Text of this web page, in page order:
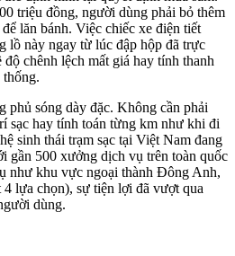
triệu đồng, người dùng phải bỏ thêm
lăn bánh. Việc chiếc xe điện tiết
lồ này ngay từ lúc đập hộp đã trực
chênh lệch mất giá hay tính thanh
phủ sóng dày đặc. Không cần phải
sạc hay tính toán từng km như khi đi
sinh thái trạm sạc tại Việt Nam đang
gần 500 xưởng dịch vụ trên toàn quốc
như khu vực ngoại thành Đông Anh,
lựa chọn), sự tiện lợi đã vượt qua
dùng.